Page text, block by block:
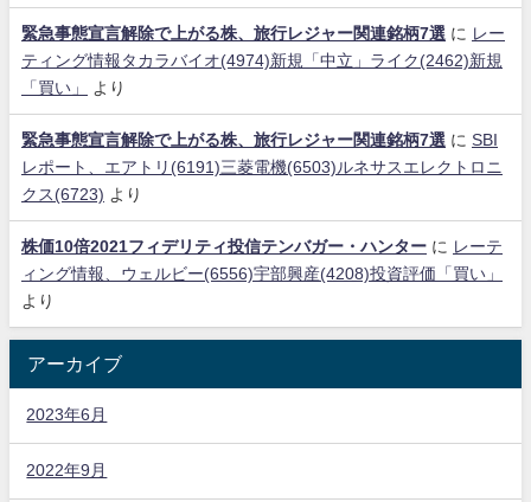
緊急事態宣言解除で上がる株、旅行レジャー関連銘柄7選 に レー
ティング情報タカラバイオ(4974)新規「中立」ライク(2462)新規
「買い」
より
緊急事態宣言解除で上がる株、旅行レジャー関連銘柄7選 に SBI
レポート、エアトリ(6191)三菱電機(6503)ルネサスエレクトロニ
クス(6723) より
株価10倍2021フィデリティ投信テンバガー・ハンター に レーテ
ィング情報、ウェルビー(6556)宇部興産(4208)投資評価「買い」
より
アーカイブ
2023年6月
2022年9月